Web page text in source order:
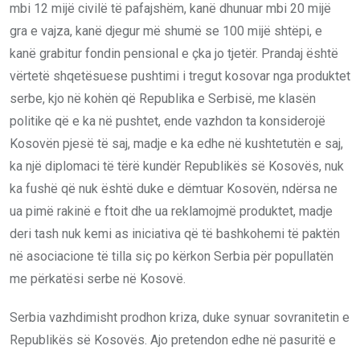
mbi 12 mijë civilë të pafajshëm, kanë dhunuar mbi 20 mijë
gra e vajza, kanë djegur më shumë se 100 mijë shtëpi, e
kanë grabitur fondin pensional e çka jo tjetër. Prandaj është
vërtetë shqetësuese pushtimi i tregut kosovar nga produktet
serbe, kjo në kohën që Republika e Serbisë, me klasën
politike që e ka në pushtet, ende vazhdon ta konsiderojë
Kosovën pjesë të saj, madje e ka edhe në kushtetutën e saj,
ka një diplomaci të tërë kundër Republikës së Kosovës, nuk
ka fushë që nuk është duke e dëmtuar Kosovën, ndërsa ne
ua pimë rakinë e ftoit dhe ua reklamojmë produktet, madje
deri tash nuk kemi as iniciativa që të bashkohemi të paktën
në asociacione të tilla siç po kërkon Serbia për popullatën
me përkatësi serbe në Kosovë.
Serbia vazhdimisht prodhon kriza, duke synuar sovranitetin e
Republikës së Kosovës. Ajo pretendon edhe në pasuritë e